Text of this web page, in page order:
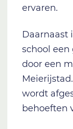
ervaren.
Daarnaast
school een
door een
wordt
behoeften